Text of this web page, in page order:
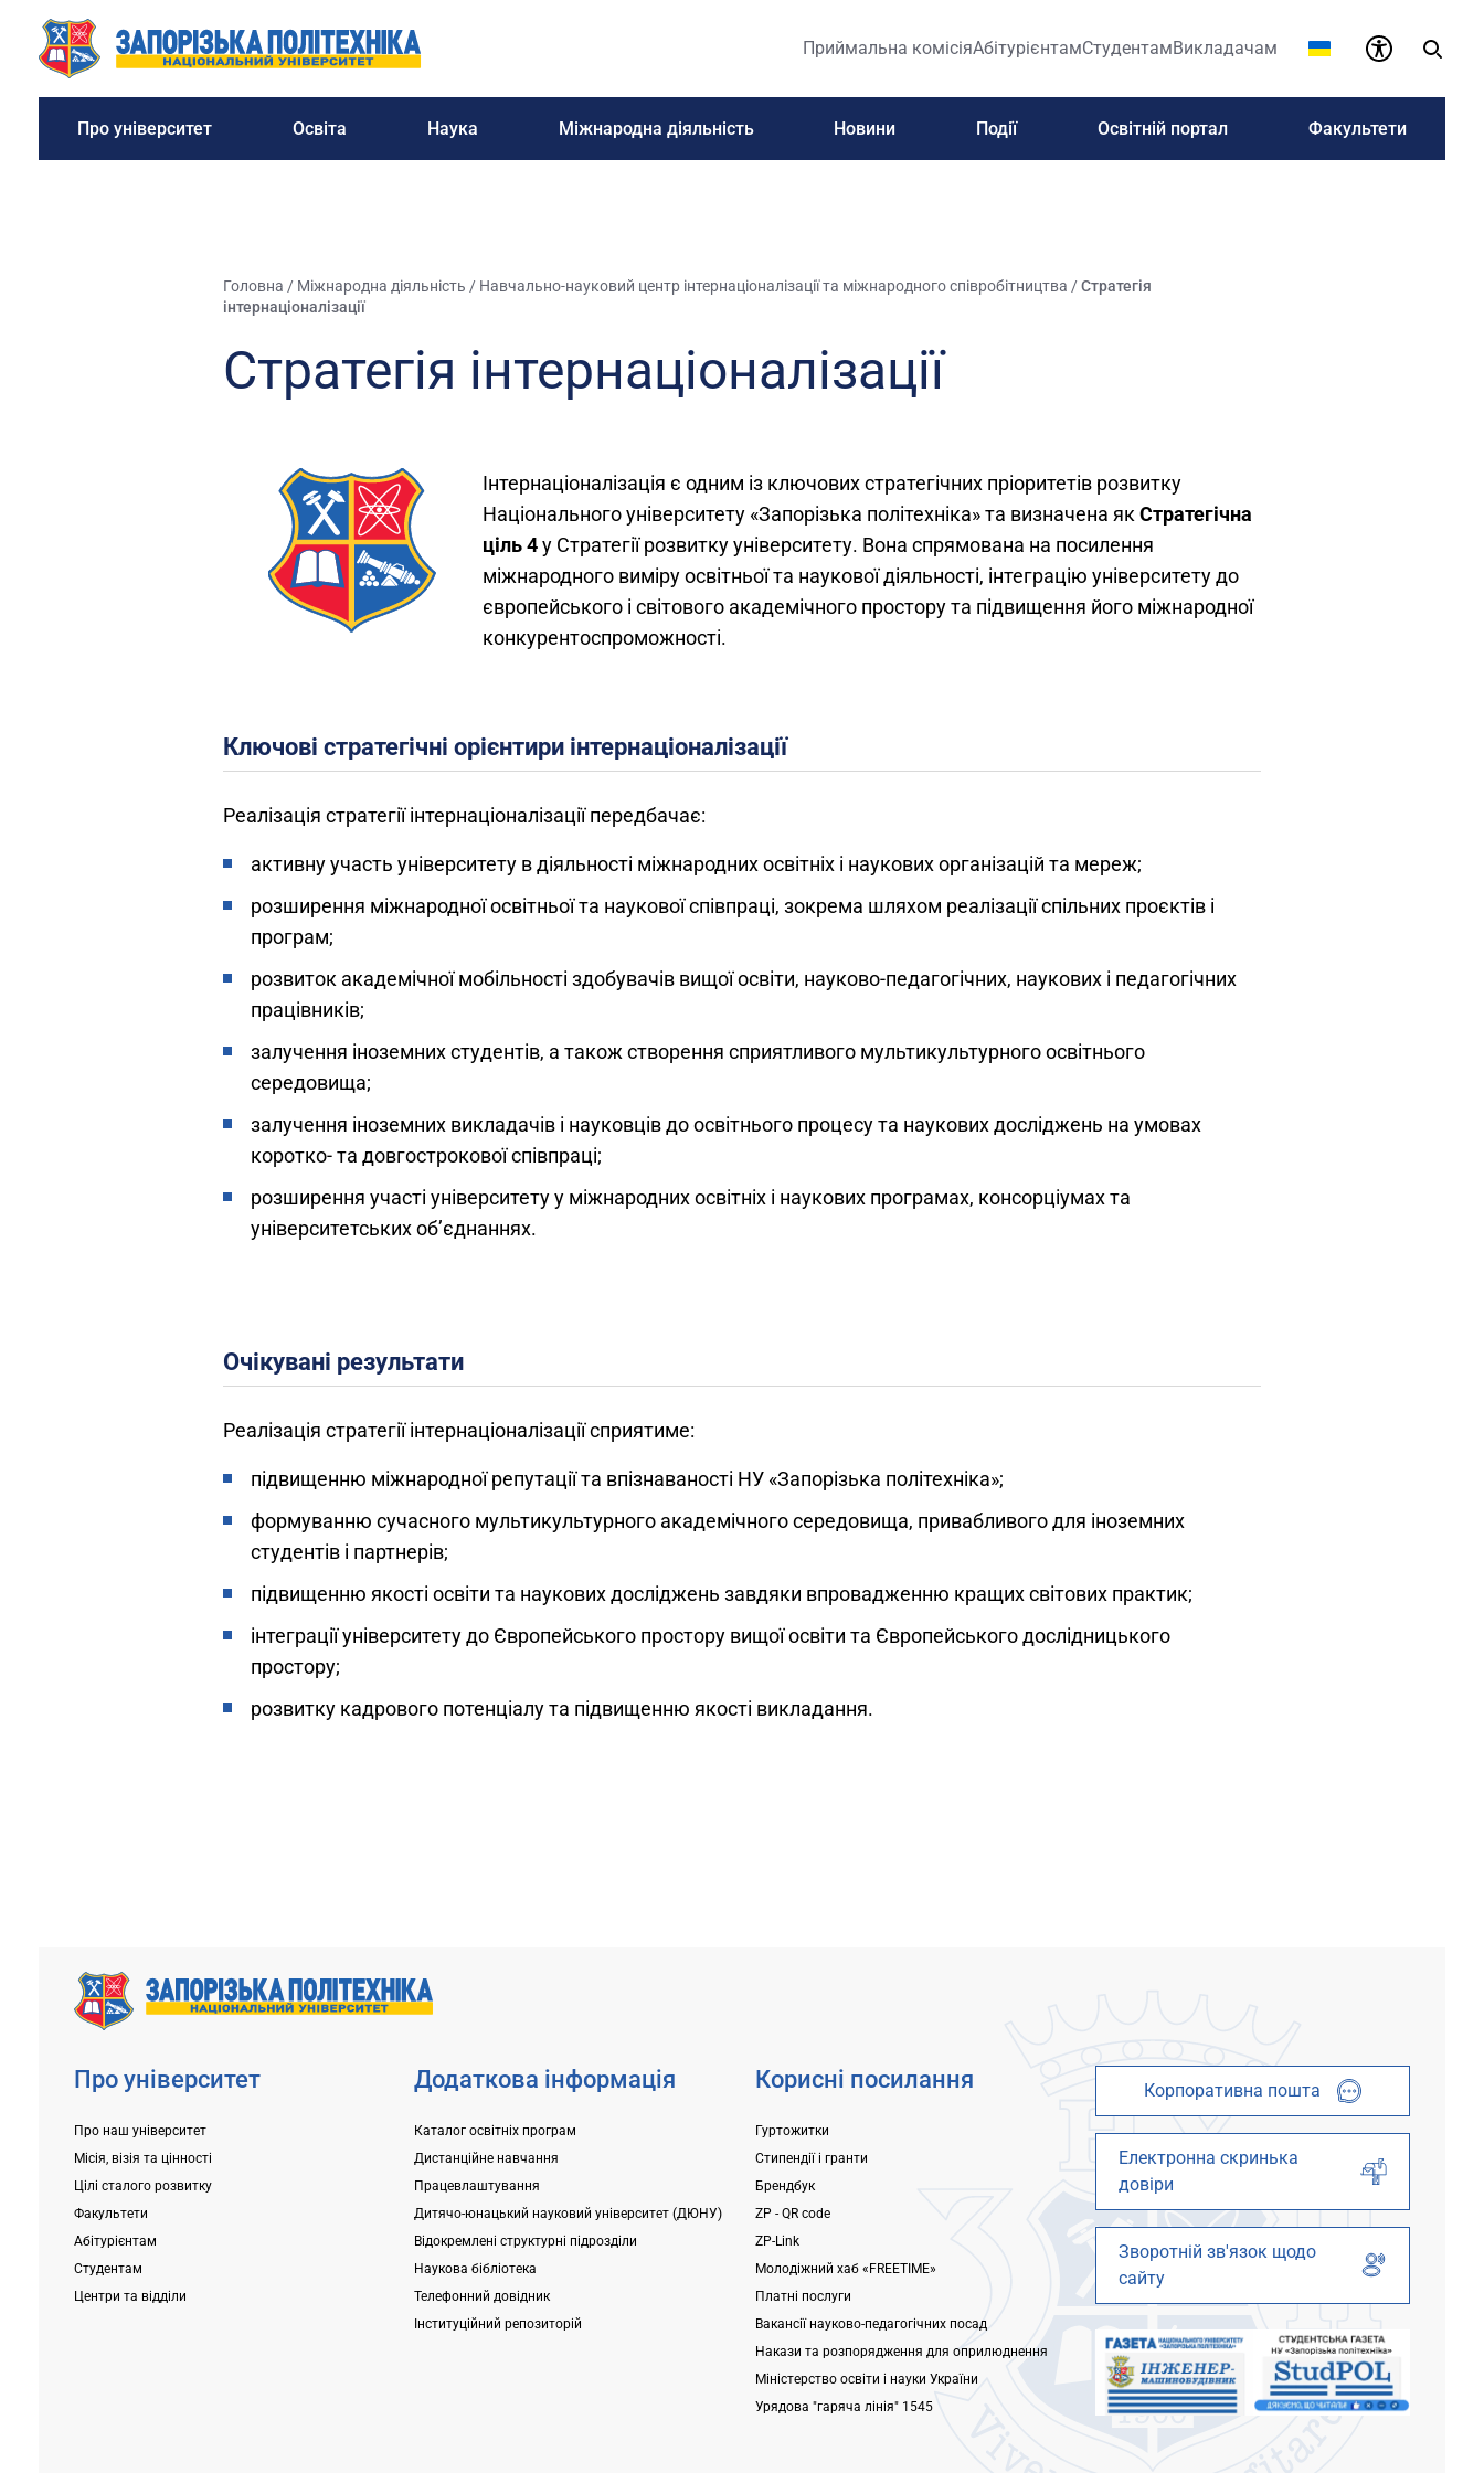
Приймальна комісіяАбітурієнтамСтудентамВикладачам
Про університет Освіта Наука Міжнародна діяльність Новини Події Освітній портал Факультети
Головна / Міжнародна діяльність / Навчально-науковий центр інтернаціоналізації та міжнародного співробітництва /Стратегія
інтернаціоналізації
Стратегія інтернаціоналізації
Інтернаціоналізація є одним із ключових стратегічних пріоритетів розвитку
Національного університету «Запорізька політехніка» та визначена як Стратегічна
ціль 4у Стратегії розвитку університету. Вона спрямована на посилення
міжнародного виміру освітньої та наукової діяльності, інтеграцію університету до
європейського і світового академічного простору та підвищення його міжнародної
конкурентоспроможності.
Ключові стратегічні орієнтири інтернаціоналізації
Реалізація стратегії інтернаціоналізації передбачає:
активну участь університету в діяльності міжнародних освітніх і наукових організацій та мереж;
розширення міжнародної освітньої та наукової співпраці, зокрема шляхом реалізації спільних проєктів і
програм;
розвиток академічної мобільності здобувачів вищої освіти, науково-педагогічних, наукових і педагогічних
працівників;
залучення іноземних студентів, а також створення сприятливого мультикультурного освітнього
середовища;
залучення іноземних викладачів і науковців до освітнього процесу та наукових досліджень на умовах
коротко- та довгострокової співпраці;
розширення участі університету у міжнародних освітніх і наукових програмах, консорціумах та
університетських об’єднаннях.
Очікувані результати
Реалізація стратегії інтернаціоналізації сприятиме:
підвищенню міжнародної репутації та впізнаваності НУ «Запорізька політехніка»;
формуванню сучасного мультикультурного академічного середовища, привабливого для іноземних
студентів і партнерів;
підвищенню якості освіти та наукових досліджень завдяки впровадженню кращих світових практик;
інтеграції університету до Європейського простору вищої освіти та Європейського дослідницького
простору;
розвитку кадрового потенціалу та підвищенню якості викладання.
Про університет
Про наш університет
Місія, візія та цінності
Цілі сталого розвитку
Факультети
Абітурієнтам
Студентам
Центри та відділи
Додаткова інформація
Каталог освітніх програм
Дистанційне навчання
Працевлаштування
Дитячо-юнацький науковий університет (ДЮНУ)
Відокремлені структурні підрозділи
Наукова бібліотека
Телефонний довідник
Інституційний репозиторій
Корисні посилання
Гуртожитки
Стипендії і гранти
Брендбук
ZP - QR code
ZP-Link
Молодіжний хаб «FREETIME»
Платні послуги
Вакансії науково-педагогічних посад
Накази та розпорядження для оприлюднення
Міністерство освіти і науки України
Урядова "гаряча лінія" 1545
Корпоративна пошта
Електронна скринька
довіри
Зворотній зв'язок щодо
сайту